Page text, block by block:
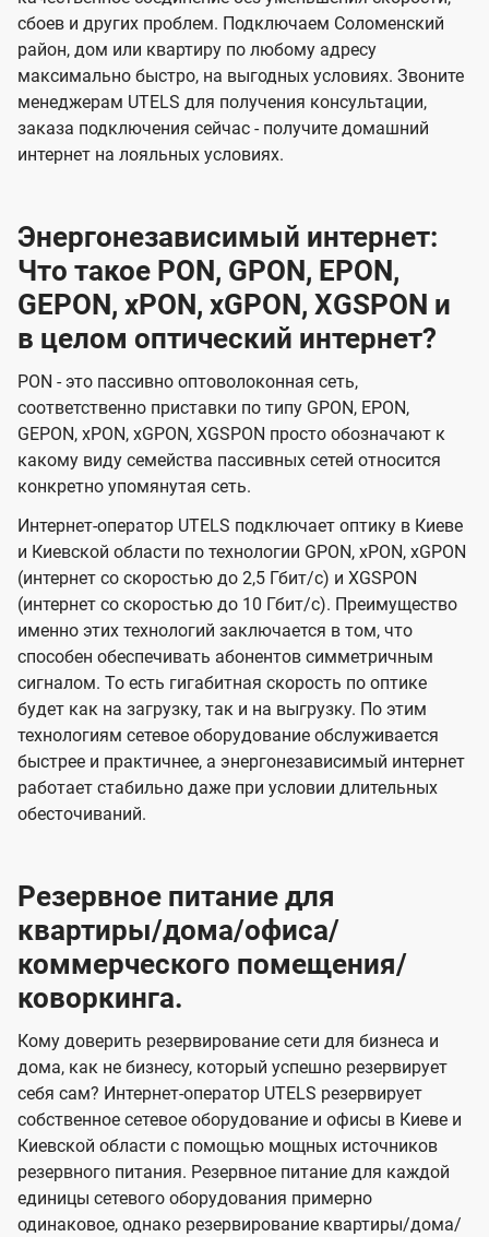
сбоев и других проблем. Подключаем Соломенский
район, дом или квартиру по любому адресу
максимально быстро, на выгодных условиях. Звоните
менеджерам UTELS для получения консультации,
заказа подключения сейчас - получите домашний
интернет на лояльных условиях.
Энергонезависимый интернет:
Что такое PON, GPON, EPON,
GEPON, xPON, xGPON, XGSPON и
в целом оптический интернет?
PON - это пассивно оптоволоконная сеть,
соответственно приставки по типу GPON, EPON,
GEPON, xPON, xGPON, XGSPON просто обозначают к
какому виду семейства пассивных сетей относится
конкретно упомянутая сеть.
Интернет-оператор UTELS подключает оптику в Киеве
и Киевской области по технологии GPON, xPON, xGPON
(интернет со скоростью до 2,5 Гбит/с) и XGSPON
(интернет со скоростью до 10 Гбит/с). Преимущество
именно этих технологий заключается в том, что
способен обеспечивать абонентов симметричным
сигналом. То есть гигабитная скорость по оптике
будет как на загрузку, так и на выгрузку. По этим
технологиям сетевое оборудование обслуживается
быстрее и практичнее, а энергонезависимый интернет
работает стабильно даже при условии длительных
обесточиваний.
Резервное питание для
квартиры/дома/офиса/
коммерческого помещения/
коворкинга.
Кому доверить резервирование сети для бизнеса и
дома, как не бизнесу, который успешно резервирует
себя сам? Интернет-оператор UTELS резервирует
собственное сетевое оборудование и офисы в Киеве и
Киевской области с помощью мощных источников
резервного питания. Резервное питание для каждой
единицы сетевого оборудования примерно
одинаковое, однако резервирование квартиры/дома/